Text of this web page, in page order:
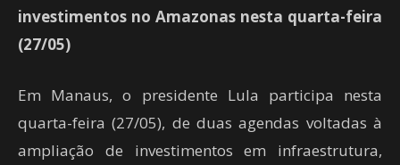
investimentos no Amazonas nesta quarta-feira
(27/05)
Em Manaus, o presidente Lula participa nesta
quarta-feira (27/05), de duas agendas voltadas à
ampliação de investimentos em infraestrutura,